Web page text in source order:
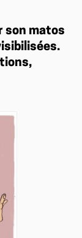
son matos